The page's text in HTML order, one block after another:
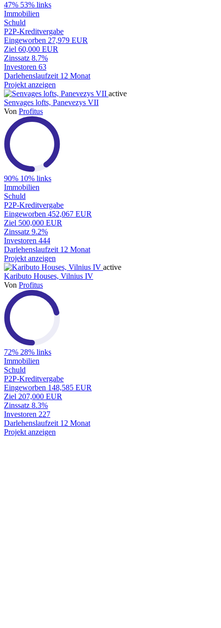
47% 53% links
Immobilien
Schuld
P2P-Kreditvergabe
Eingeworben 27,979 EUR
Ziel 60,000 EUR
Zinssatz 8.7%
Investoren 63
Darlehenslaufzeit 12 Monat
Projekt anzeigen
active
Senvages lofts, Panevezys VII
Von Profitus
90% 10% links
Immobilien
Schuld
P2P-Kreditvergabe
Eingeworben 452,067 EUR
Ziel 500,000 EUR
Zinssatz 9.2%
Investoren 444
Darlehenslaufzeit 12 Monat
Projekt anzeigen
active
Kaributo Houses, Vilnius IV
Von Profitus
72% 28% links
Immobilien
Schuld
P2P-Kreditvergabe
Eingeworben 148,585 EUR
Ziel 207,000 EUR
Zinssatz 8.3%
Investoren 227
Darlehenslaufzeit 12 Monat
Projekt anzeigen